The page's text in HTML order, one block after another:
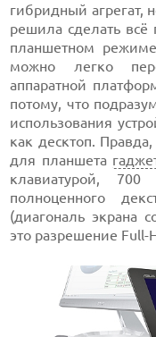
гибридный агрегат,
решила сделать всё
планшетном
можно легко
аппаратной
потому, что
использования
как десктоп.
для планшета
клавиатурой,
полноценного
(диагональ экрана
это разрешение Full-